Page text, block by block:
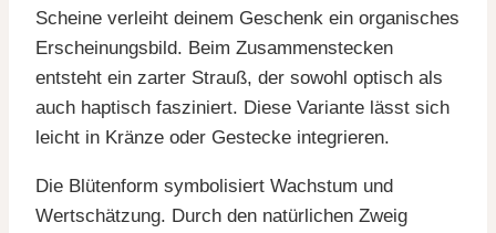
Scheine verleiht deinem Geschenk ein organisches
Erscheinungsbild. Beim Zusammenstecken
entsteht ein zarter Strauß, der sowohl optisch als
auch haptisch fasziniert. Diese Variante lässt sich
leicht in Kränze oder Gestecke integrieren.
Die Blütenform symbolisiert Wachstum und
Wertschätzung. Durch den natürlichen Zweig